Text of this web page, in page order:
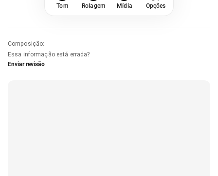
Tom Rolagem Mídia Opções
Composição:
Essa informação está errada?
Enviar revisão